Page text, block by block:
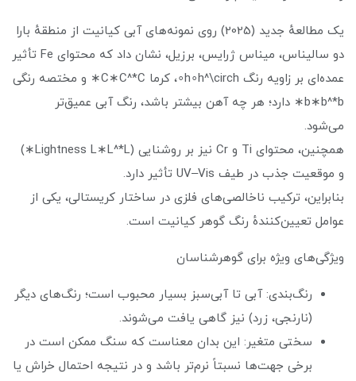
یک مطالعهٔ جدید (2025) روی نمونه‌های آبی کیانیت از منطقهٔ بارا
دو سالیناس، میناس ژرایس، برزیل، نشان داد که محتوای Fe تأثیر
عمده‌ای بر زاویه رنگ h∘h^\circh∘، کرما C∗C^*C∗ و مختصه رنگی
b∗b^*b∗ دارد؛ هر چه آهن بیشتر باشد، رنگ آبی عمیق‌تر
می‌شود.
همچنین، محتوای Ti و Cr نیز بر روشنایی (Lightness L∗L^*L∗)
و موقعیت جذب در طیف UV–Vis تأثیر دارد.
بنابراین، ترکیب ناخالصی‌های فلزی در ساختار کریستالی، یکی از
عوامل تعیین‌کنندهٔ رنگ گوهر کیانیت است.
ویژگی‌های ویژه برای گوهرشناسان
رنگ‌بندی: آبی تا آبی‌سبز بسیار محبوب است؛ رنگ‌های دیگر
(نارنجی، زرد) نیز گاهی یافت می‌شوند.
سختی متغیر: این بدان معناست که سنگ ممکن است در
برخی جهت‌ها نسبتاً نرم‌تر باشد و در نتیجه احتمال خراش یا